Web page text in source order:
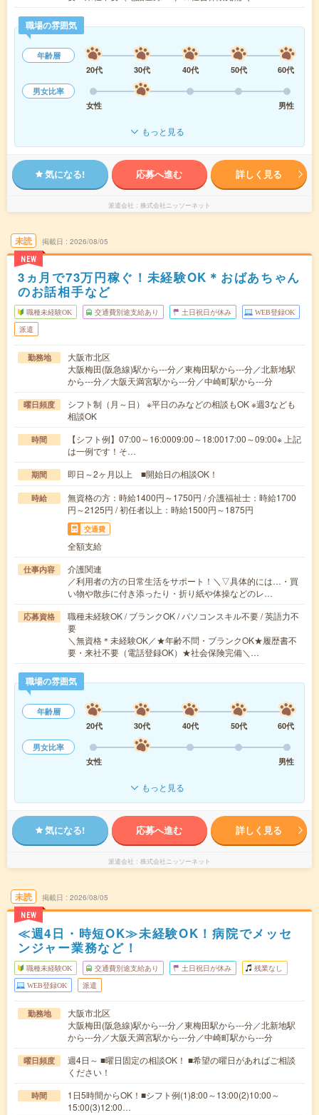
職場の雰囲気
年齢層
20代
30代 40代 50代
60代
男女比率
女性
男性
もっと見る
気になる! 応募へ進む 詳しく見る
派遣会社 株式会社ニッソーネット
未読
NEW
掲載日 2026/08/05
3ヵ月で73万円稼ぐ！未経験OK＊おばあちゃん
のお話相手など
職種未経験OK 交通費別途支給あり 土日祝日が休み WEB登録OK
派遣
勤務地
大阪市北区
大阪梅田(阪急線)駅から---分／東梅田駅から---分／北新地駅
から---分／大阪天満宮駅から---分／中崎町駅から---分
曜日頻度
シフト制（月～日） ※平日のみなどの相談もOK ※週3なども
相談OK
時間
【シフト例】07:00～16:0009:00～18:0017:00～09:00※ 上記
は一例です！そ…
期間 即日～2ヶ月以上 ■開始日の相談OK！
時給
無資格の方：時給1400円～1750円 / 介護福祉士：時給1700
円～2125円 / 初任者以上：時給1500円～1875円
交通費
全額支給
仕事内容
介護関連
／利用者の方の日常生活をサポート！＼▽具体的には…・買
い物や散歩に付き添ったり・折り紙や体操などのレ…
応募資格
職種未経験OK / ブランクOK / パソコンスキル不要 / 英語力不
要
＼無資格＊未経験OK／★年齢不問・ブランクOK★履歴書不
要・来社不要（電話登録OK）★社会保険完備＼…
職場の雰囲気
年齢層
20代
30代 40代 50代
60代
男女比率
女性
男性
もっと見る
気になる! 応募へ進む 詳しく見る
派遣会社 株式会社ニッソーネット
未読
NEW
掲載日 2026/08/05
≪週4日・時短OK≫未経験OK！病院でメッセ
ンジャー業務など！
職種未経験OK 交通費別途支給あり 土日祝日が休み 残業なし
WEB登録OK 派遣
勤務地
大阪市北区
大阪梅田(阪急線)駅から---分／東梅田駅から---分／北新地駅
から---分／大阪天満宮駅から---分／中崎町駅から---分
曜日頻度
週4日～ ■曜日固定の相談OK！ ■希望の曜日があればご相談
ください！
時間
1日5時間からOK！■シフト例(1)8:00～13:00(2)10:00～
15:00(3)12:00…